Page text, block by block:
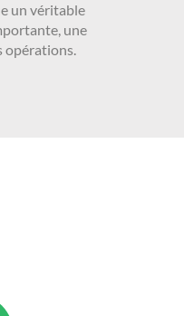
un véritable
une
opérations.